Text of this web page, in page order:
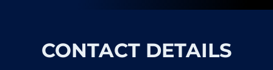
CONTACT DETAILS